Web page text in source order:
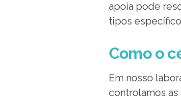
apoia pode
tipos
Como o
Em nosso
controlamos